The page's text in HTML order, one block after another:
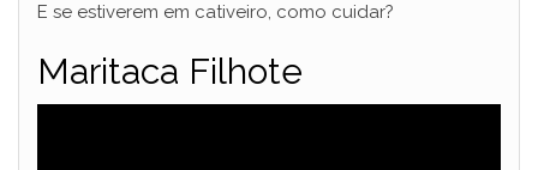
E se estiverem em cativeiro, como cuidar?
Maritaca Filhote